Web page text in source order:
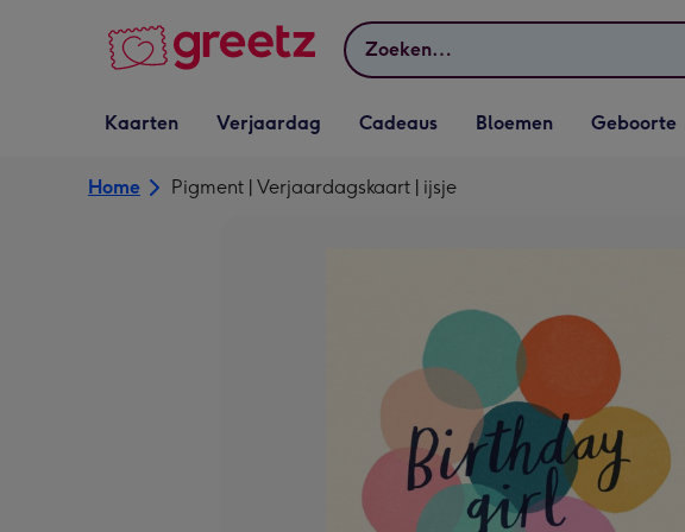
Zoeken
Vervolgkeuzelijst
Kaarten openen
Kaarten
Vervolgkeuzelijst
Verjaardag openen
Verjaardag
Vervolgkeuzelijst
Cadeaus openen
Cadeaus
Vervolgkeuzelijst
Bloemen openen
Bloemen
Vervolgkeuzelijst
Geboorte openen
Geboorte
Home Pigment | Verjaardagskaart | ijsje